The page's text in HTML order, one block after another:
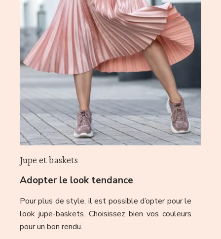
Jupe et baskets
Adopter le look tendance
Pour plus de style, il est possible d’opter pour le
look jupe-baskets. Choisissez bien vos couleurs
pour un bon rendu.